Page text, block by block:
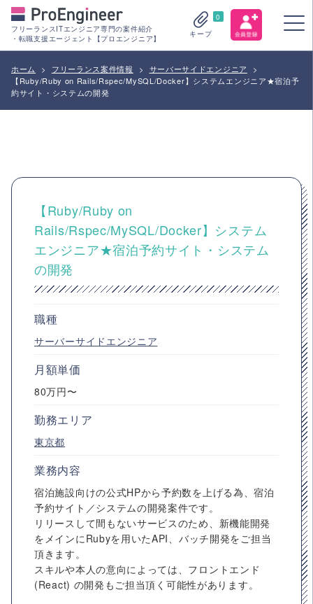
フリーランスITエンジニア専門の案件紹介
・転職支援エージェント【プロエンジニア】
0
キープ
ホーム > フリーランス案件情報 > サーバーサイドエンジニア
>
【Ruby/Ruby on Rails/Rspec/MySQL/Docker】システムエンジニア★宿泊予
約サイト・システムの開発
【Ruby/Ruby on
Rails/Rspec/MySQL/Docker】システム
エンジニア★宿泊予約サイト・システム
の開発
職種
サーバーサイドエンジニア
月額単価
80万円〜
勤務エリア
東京都
業務内容
宿泊施設向けの公式HPから予約数を上げる為、宿泊
予約サイト／システムの開発案件です。
リリースして間もないサービスのため、新機能開発
をメインにRubyを用いたAPI、バッチ開発をご担当
頂きます。
スキルや本人の意向によっては、フロントエンド
(React) の開発もご担当頂く可能性があります。